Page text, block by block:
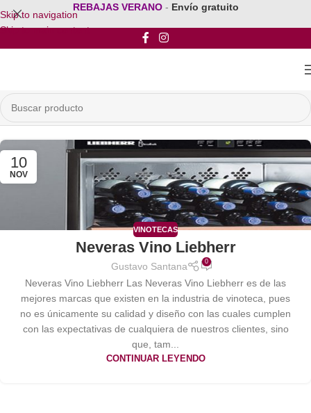
Skip to navigation
Skip to main content
REBAJAS VERANO - Envío gratuito
10
NOV
VINOTECAS
Neveras Vino Liebherr
Gustavo Santana 0
Neveras Vino Liebherr Las Neveras Vino Liebherr es de las
mejores marcas que existen en la industria de vinoteca, pues
no es únicamente su calidad y diseño con las cuales cumplen
con las expectativas de cualquiera de nuestros clientes, sino
que, tam...
CONTINUAR LEYENDO